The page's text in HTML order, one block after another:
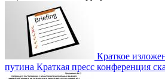
Краткое
путина Краткая пресс конференция